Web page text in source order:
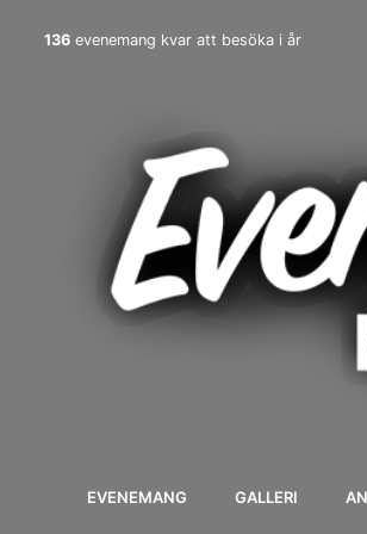
136 evenemang kvar att besöka i år
EVENEMANG GALLERI